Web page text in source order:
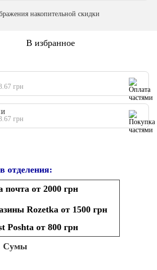
накопительной скидки
В избранное
грн
грн
от 2000 грн
Rozetka от 1500 грн
Poshta от 800 грн
Сумы